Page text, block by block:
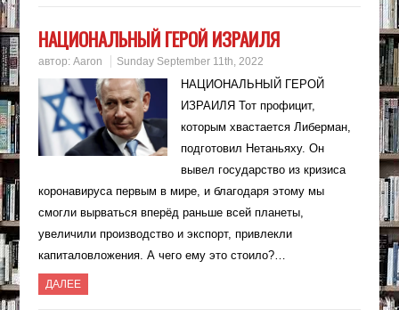
НАЦИОНАЛЬНЫЙ ГЕРОЙ ИЗРАИЛЯ
автор: Aaron Sunday September 11th, 2022
НАЦИОНАЛЬНЫЙ ГЕРОЙ
ИЗРАИЛЯ Тот профицит,
которым хвастается Либерман,
подготовил Нетаньяху. Он
вывел государство из кризиса
коронавируса первым в мире, и благодаря этому мы
смогли вырваться вперёд раньше всей планеты,
увеличили производство и экспорт, привлекли
капиталовложения. А чего ему это стоило?…
ДАЛЕЕ